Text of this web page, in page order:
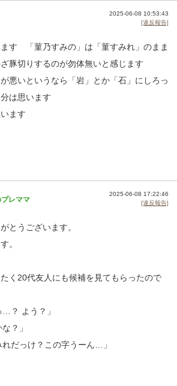
2025-06-08 10:53:43
[違反報告]
す 「菫乃すみの」は「菫すみれ」のまま
豚切りするのが勿体無いと感じます
が悪いというなら「岩」とか「石」にしろっ
は思います
ます
レママ
2025-06-08 17:22:46
[違反報告]
とうございます。
。
く20代友人にも候補を見てもらったので
？ よう？」
？」
だっけ？この字うーん…」